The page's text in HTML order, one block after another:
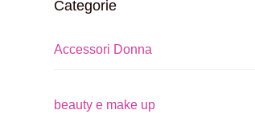
Categorie
Accessori Donna
beauty e make up